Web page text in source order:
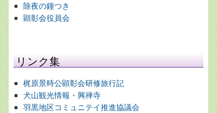
除夜の鐘つき
顕彰会役員会
リンク集
梶原景時公顕彰会研修旅行記
犬山観光情報・興禅寺
羽黒地区コミュニテイ推進協議会